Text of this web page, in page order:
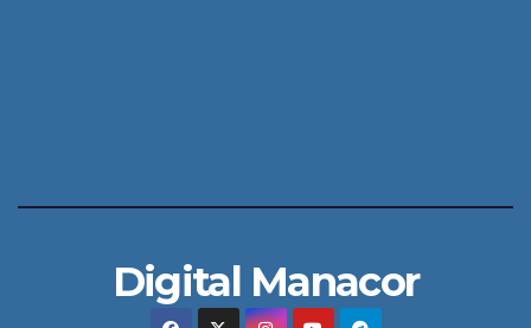
Digital Manacor